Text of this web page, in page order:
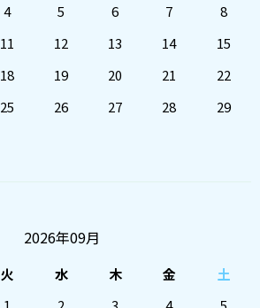
4 5 6 7
8
11 12 13 14
15
18 19 20 21
22
25 26 27 28
29
2026年09月
火 水 木 金
土